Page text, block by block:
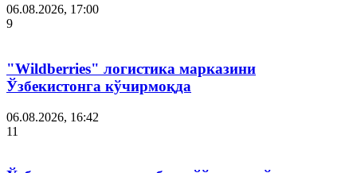
06.08.2026, 17:00
9
"Wildberries" логистика марказини
Ўзбекистонга кўчирмоқда
06.08.2026, 16:42
11